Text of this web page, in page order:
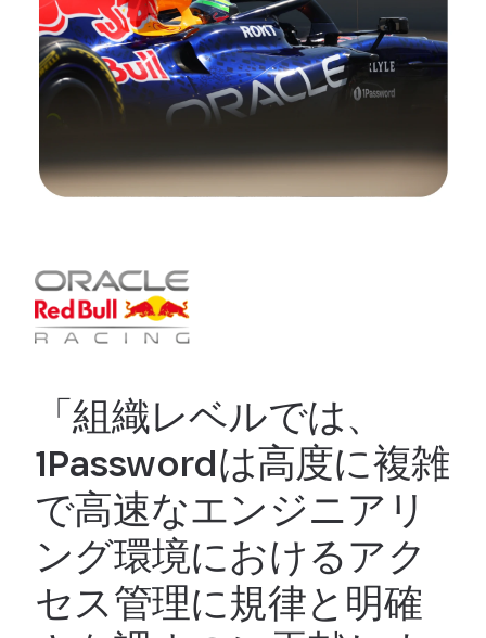
「組織レベルでは、
1Passwordは高度に複雑
で高速なエンジニアリ
ング環境におけるアク
セス管理に規律と明確